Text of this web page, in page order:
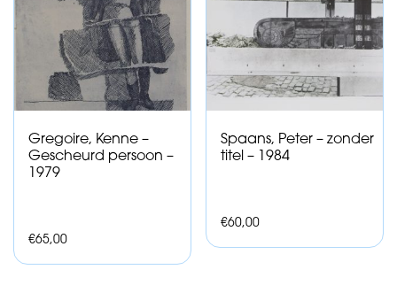
Gregoire, Kenne –
Gescheurd persoon –
1979
€65,00
Spaans, Peter – zonder
titel – 1984
€60,00